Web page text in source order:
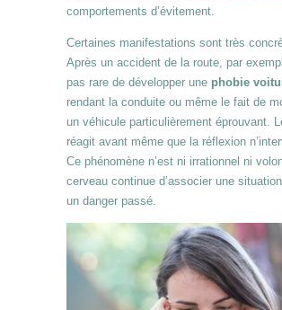
comportements d’évitement.
Certaines manifestations sont très
Après un accident de la route, par
pas rare de développer une phobie
rendant la conduite ou même le fait de
un véhicule particulièrement éprouvant.
réagit avant même que la réflexion
Ce phénomène n’est ni irrationnel ni
cerveau continue d’associer une
un danger passé.